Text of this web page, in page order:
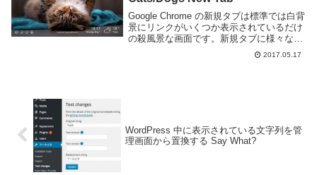
Google Chrome の新規タブは標準では白背
景にリンクがいくつか表示されているだけ
の殺風景な画面です。新規タブに様々な機
能を追加する拡張機能はありますが、特に
機能にこだわりが無いという方も多いでし
2017.05.17
WordPress 中に表示されている文字列を管
理画面から置換する Say What?